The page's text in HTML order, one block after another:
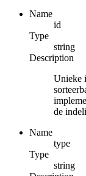
Name
id
Type
string
Description
Unieke
de
Name
type
Type
string